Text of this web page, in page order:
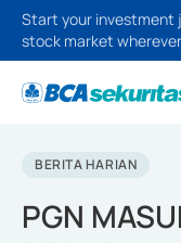
Start your investment
stock market
BERITA HARIAN
PGN